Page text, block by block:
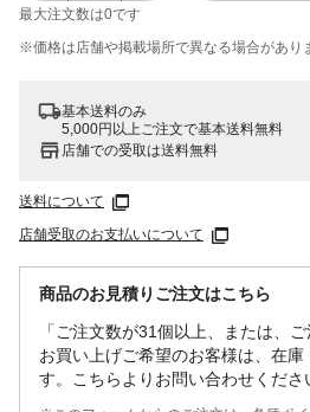
最大注文数は0です
※価格は​店舗や​掲載場所で​異なる​場合が​あり
基本送料のみ
5,000円以上ご注文で基本送料無料
店舗での受取は送料無料
送料について
店舗受取のお支払いについて
商品のお見積りご注文はこちら
「ご注文数が31個以上、または、
お買い上げご希望のお客様は、在庫
す。こちらよりお問い合わせくださ